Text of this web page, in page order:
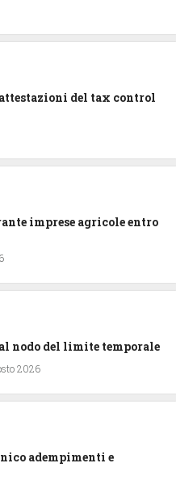
del tax control
imprese agricole entro
nodo del limite temporale
2026
adempimenti e